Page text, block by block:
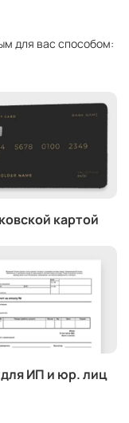
для вас способом:
картой
ИП и юр. лиц